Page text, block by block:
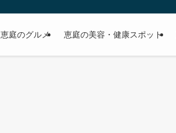
恵庭のグルメ 恵庭の美容・健康スポット